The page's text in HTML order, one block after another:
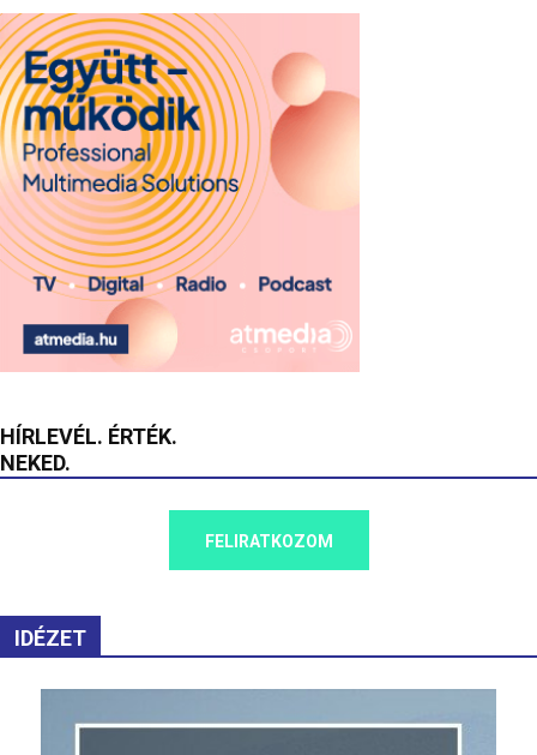
HÍRLEVÉL. ÉRTÉK.
NEKED.
FELIRATKOZOM
IDÉZET